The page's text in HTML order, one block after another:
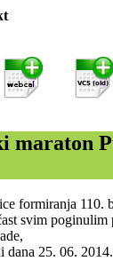
maraton
formiranja
svim poginulim
dana 25. 06.